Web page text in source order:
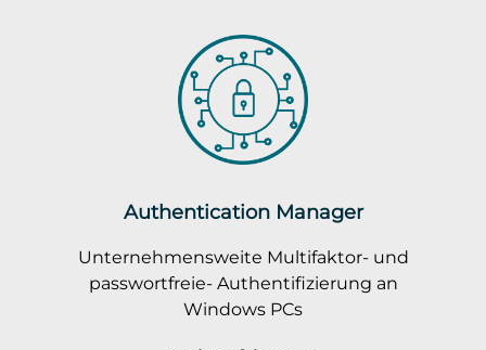
Authentication Manager
Unternehmensweite Multifaktor- und
passwortfreie- Authentifizierung an
Windows PCs